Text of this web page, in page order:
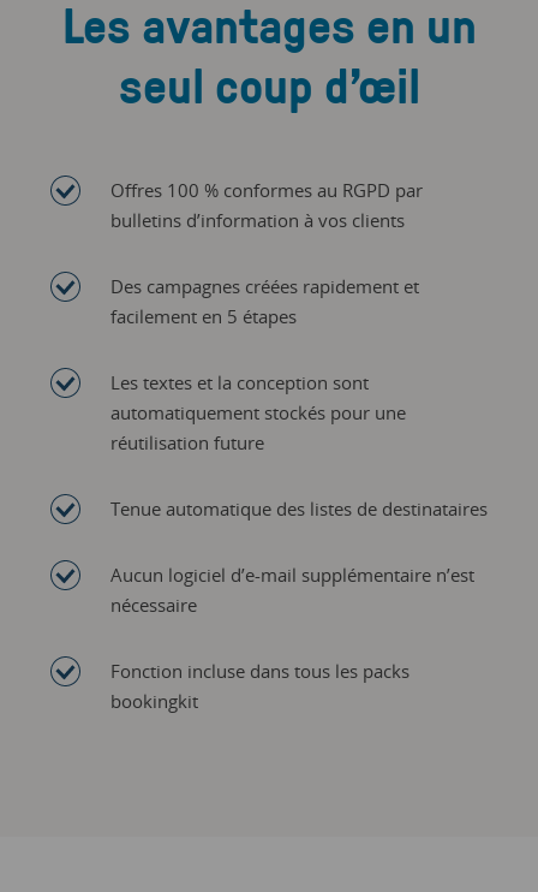
Les avantages en un
seul coup d’œil
Offres 100 % conformes au RGPD par
bulletins d’information à vos clients
Des campagnes créées rapidement et
facilement en 5 étapes
Les textes et la conception sont
automatiquement stockés pour une
réutilisation future
Tenue automatique des listes de destinataires
Aucun logiciel d’e-mail supplémentaire n’est
nécessaire
Fonction incluse dans tous les packs
bookingkit